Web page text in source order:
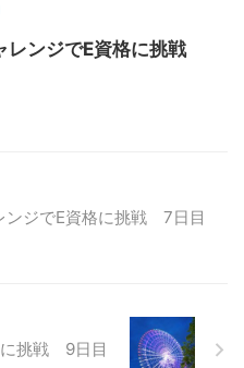
レンジでE資格に挑戦
ンジでE資格に挑戦 7日目
に挑戦 9日目